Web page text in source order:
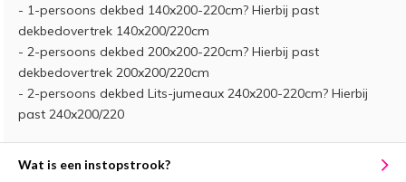
- 1-persoons dekbed 140x200-220cm? Hierbij past
dekbedovertrek 140x200/220cm
- 2-persoons dekbed 200x200-220cm? Hierbij past
dekbedovertrek 200x200/220cm
- 2-persoons dekbed Lits-jumeaux 240x200-220cm? Hierbij
past 240x200/220
Wat is een instopstrook?